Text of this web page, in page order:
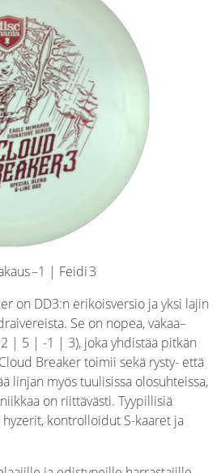
–1 | Feidi 3
on DD3:n erikoisversio ja yksi lajin
Se on nopea, vakaa–
| 5 | -1 | 3), joka yhdistää pitkän
Breaker toimii sekä rysty- että
linjan myös tuulisissa olosuhteissa,
on riittävästi. Tyypillisiä
kontrolloidut S-kaaret ja